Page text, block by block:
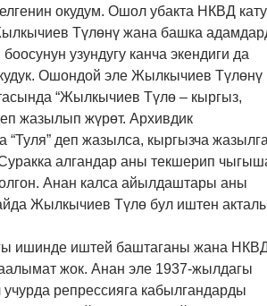
окудум. Ошол убакта НКВД
Түлөнү жана башка
узундугу канча экендиги да
Ошондой эле Жылкычиев Түлөнү
“Жылкычиев Түлө – кыргыз,
жазылып жүрөт. Архивдик
“Туля” деп жазылса, кыргызча
алгандар аны текшерип
Анан калса айылдаштары аны
Жылкычиев Түлө бул иштен
ишинде иштей баштаганы жана
жок. Анан эле 1937-жылдагы
репрессияга кабылгандарды